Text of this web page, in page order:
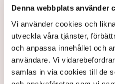
Denna webbplats använder
Vi använder cookies och
utveckla våra tjänster,
och anpassa innehållet och
användare. Vi
samlas in via cookies till de
Näringsliv
AI-sammanfattning
Torvtäkten i Grimsås har
sedan 28 juli.
Polisen kritiseras för